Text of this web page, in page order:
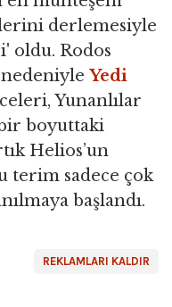
derlemesiyle
oldu. Rodos
Yedi
Yunanlılar
boyuttaki
Helios’un
terim sadece çok
başlandı.
REKLAMLARI KALDIR